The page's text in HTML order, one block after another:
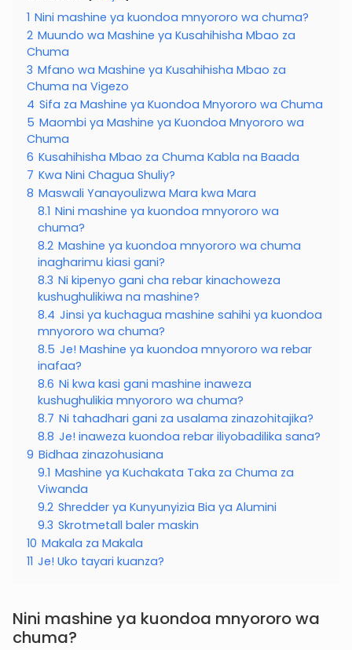
1 Nini mashine ya kuondoa mnyororo wa chuma?
2 Muundo wa Mashine ya Kusahihisha Mbao za
Chuma
3 Mfano wa Mashine ya Kusahihisha Mbao za
Chuma na Vigezo
4 Sifa za Mashine ya Kuondoa Mnyororo wa Chuma
5 Maombi ya Mashine ya Kuondoa Mnyororo wa
Chuma
6 Kusahihisha Mbao za Chuma Kabla na Baada
7 Kwa Nini Chagua Shuliy?
8 Maswali Yanayoulizwa Mara kwa Mara
8.1 Nini mashine ya kuondoa mnyororo wa
chuma?
8.2 Mashine ya kuondoa mnyororo wa chuma
inagharimu kiasi gani?
8.3 Ni kipenyo gani cha rebar kinachoweza
kushughulikiwa na mashine?
8.4 Jinsi ya kuchagua mashine sahihi ya kuondoa
mnyororo wa chuma?
8.5 Je! Mashine ya kuondoa mnyororo wa rebar
inafaa?
8.6 Ni kwa kasi gani mashine inaweza
kushughulikia mnyororo wa chuma?
8.7 Ni tahadhari gani za usalama zinazohitajika?
8.8 Je! inaweza kuondoa rebar iliyobadilika sana?
9 Bidhaa zinazohusiana
9.1 Mashine ya Kuchakata Taka za Chuma za
Viwanda
9.2 Shredder ya Kunyunyizia Bia ya Alumini
9.3 Skrotmetall baler maskin
10 Makala za Makala
11 Je! Uko tayari kuanza?
Nini mashine ya kuondoa mnyororo wa
chuma?